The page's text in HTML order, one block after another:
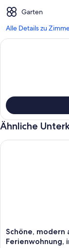
Garten
Alle Details zu
Ähnliche
Schöne,
modern
Schöne,
Ferienwohnung,
Schöne, modern